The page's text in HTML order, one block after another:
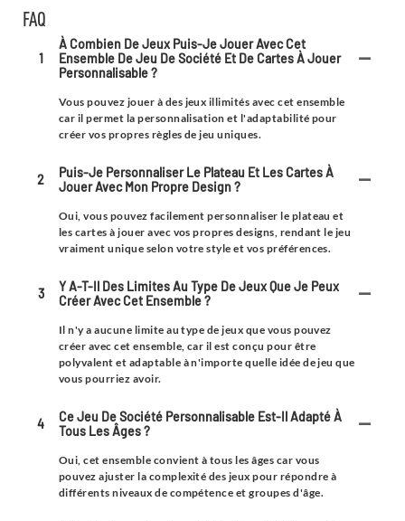
FAQ
1
À Combien De Jeux Puis-Je Jouer Avec Cet
Ensemble De Jeu De Société Et De Cartes À Jouer
Personnalisable ?
Vous pouvez jouer à des jeux illimités avec cet ensemble
car il permet la personnalisation et l'adaptabilité pour
créer vos propres règles de jeu uniques.
2
Puis-Je Personnaliser Le Plateau Et Les Cartes À
Jouer Avec Mon Propre Design ?
Oui, vous pouvez facilement personnaliser le plateau et
les cartes à jouer avec vos propres designs, rendant le jeu
vraiment unique selon votre style et vos préférences.
3
Y A-T-Il Des Limites Au Type De Jeux Que Je Peux
Créer Avec Cet Ensemble ?
Il n'y a aucune limite au type de jeux que vous pouvez
créer avec cet ensemble, car il est conçu pour être
polyvalent et adaptable à n'importe quelle idée de jeu que
vous pourriez avoir.
4
Ce Jeu De Société Personnalisable Est-Il Adapté À
Tous Les Âges ?
Oui, cet ensemble convient à tous les âges car vous
pouvez ajuster la complexité des jeux pour répondre à
différents niveaux de compétence et groupes d'âge.